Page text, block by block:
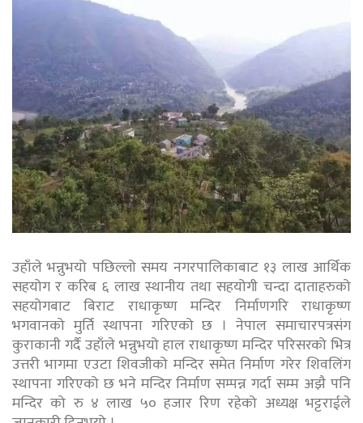
उहाँले भन्नुभयो पछिल्लो समय नगरपालिकाबाट १३ लाख आर्थिक
सहयोग र करिब ६ लाख स्थानीय तथा सहयोगी चन्दा दाताहरुको
सहयोगबाट बिराट राधाकृष्ण मन्दिर निर्माणगरि राधाकृष्ण
भगवानको मुर्ति स्थापना गरिएको छ । नेपाल समाचारपत्रसंग
कुराकानी गर्दै उहाँले भन्नुभयो हाल राधाकृष्ण मन्दिर परिसरको भित्र
उत्तरी भागमा एउटा शिवजीको मन्दिर समेत निर्माण गरेर शिवलिंग
स्थापना गरिएको छ भने मन्दिर निर्माण सम्पन्न गर्दा सम्म अझै पनि
मन्दिर को रु ४ लाख ५० हजार रिण रहेको अध्यक्ष भट्टराईले